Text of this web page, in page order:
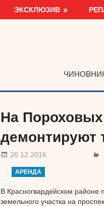
ЭКСКЛЮЗИВ
На
демонтируют
26.12.2016
АРЕНДА
В Красногвардейском районе
земельного участка на